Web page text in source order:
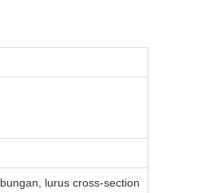
lurus cross-section